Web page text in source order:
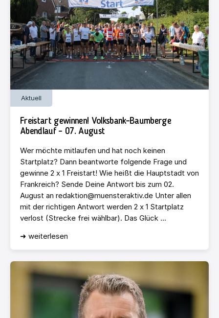
Aktuell
Freistart gewinnen! Volksbank-Baumberge
Abendlauf – 07. August
Wer möchte mitlaufen und hat noch keinen
Startplatz? Dann beantworte folgende Frage und
gewinne 2 x 1 Freistart! Wie heißt die Hauptstadt von
Frankreich? Sende Deine Antwort bis zum 02.
August an redaktion@muensteraktiv.de Unter allen
mit der richtigen Antwort werden 2 x 1 Startplatz
verlost (Strecke frei wählbar). Das Glück ...
➜ weiterlesen